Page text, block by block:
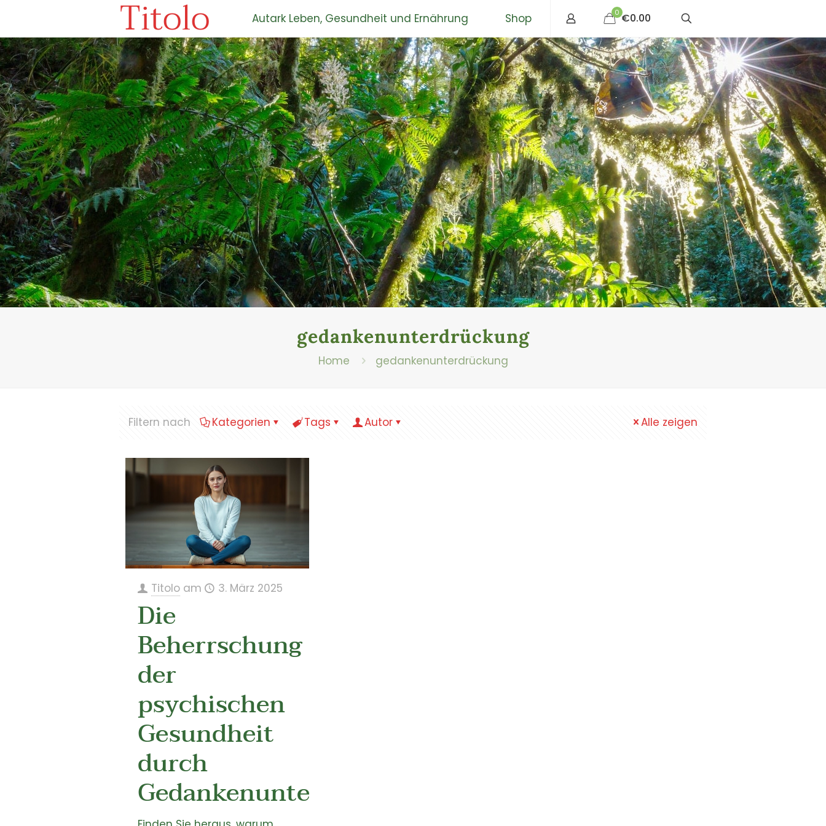
Titolo Autark Leben, Gesundheit und Ernährung Shop 0 €0.00
gedankenunterdrückung
Home gedankenunterdrückung
Filtern nach Kategorien Tags Autor Alle zeigen
Titolo am 3. März 2025
Die
Beherrschung
der
psychischen
Gesundheit
durch
Gedankenunterdrückung